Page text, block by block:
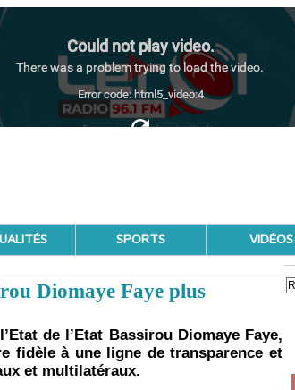
SPORTS VIDÉOS
Diomaye Faye plus
de l’Etat Bassirou Diomaye Faye,
fidèle à une ligne de transparence et
et multilatéraux.